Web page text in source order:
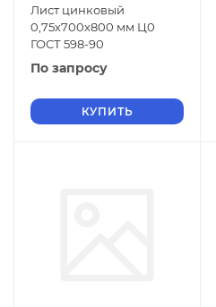
Лист цинковый
0,75х700х800 мм Ц0
ГОСТ 598-90
По запросу
КУПИТЬ